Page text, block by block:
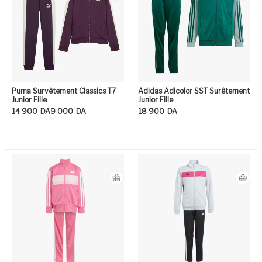
Puma Survêtement Classics T7
Junior Fille
14 900 DA
Le prix initial était : 14 900DA.
9 000 DA
Le prix actuel est : 9 000DA.
Adidas Adicolor SST Surêtement
Junior Fille
18 900 DA